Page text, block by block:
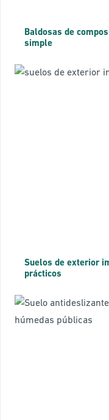
Baldosas de
simple
Suelos de exterior
prácticos